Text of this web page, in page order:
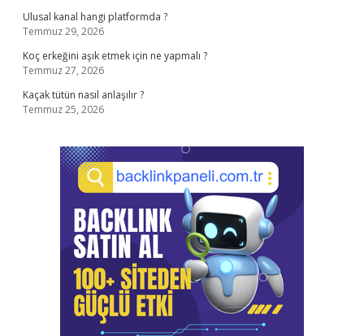
Ulusal kanal hangi platformda ?
Temmuz 29, 2026
Koç erkeğini aşık etmek için ne yapmalı ?
Temmuz 27, 2026
Kaçak tütün nasıl anlaşılır ?
Temmuz 25, 2026